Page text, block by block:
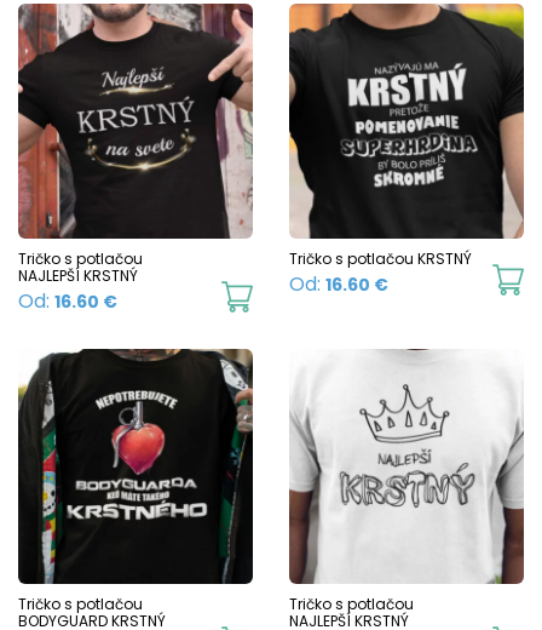
Tričko s potlačou
NAJLEPŠÍ KRSTNÝ
Od: 16.60 €
This
has
multiple
variants.
options
may
chosen
Tričko s potlačou KRSTNÝ
Od: 16.60 €
Tričko s potlačou
BODYGUARD KRSTNÝ
Tričko s potlačou
NAJLEPŠÍ KRSTNÝ